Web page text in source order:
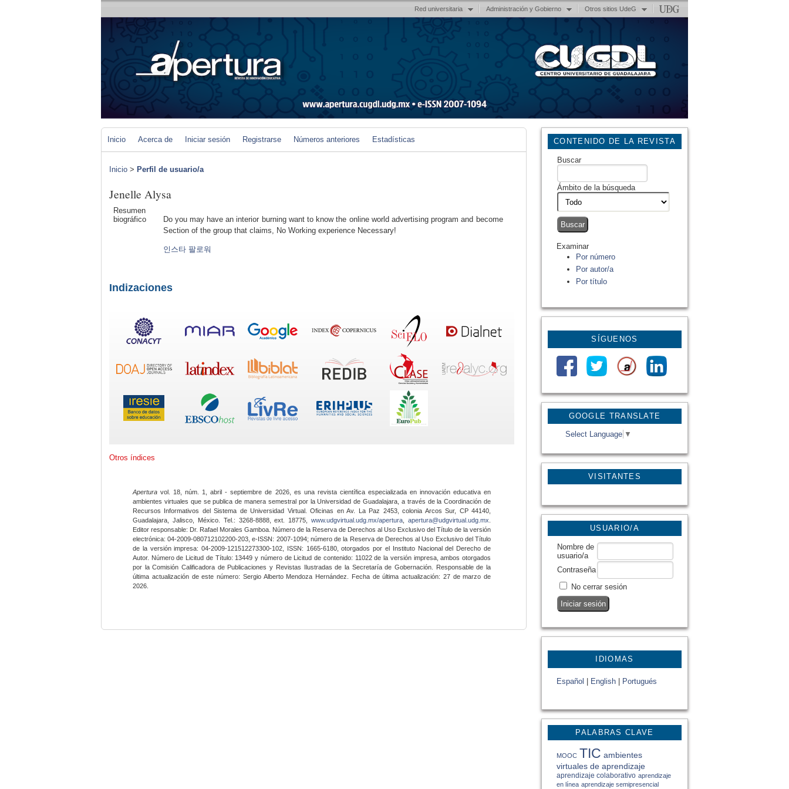
Red universitaria Administración y Gobierno Otros sitios UdeG
GOOGLE TRANSLATE
Select Language ▼
VISITANTES
CONTENIDO DE LA REVISTA
Buscar
Ámbito de la búsqueda
Examinar
Por número
Por autor/a
Por título
SÍGUENOS
USUARIO/A
Nombre de
usuario/a
Contraseña
No cerrar sesión
IDIOMAS
Español English Portugués
PALABRAS CLAVE
MOOC TIC ambientes
virtuales de aprendizaje
aprendizaje colaborativo aprendizaje
en línea aprendizaje semipresencial
Inicio Acerca de Iniciar sesión Registrarse Números anteriores Estadísticas
Inicio > Perfil de usuario/a
Jenelle Alysa
Resumen
biográfico
Do you may have an interior burning want to know the online world advertising program and become
Section of the group that claims, No Working experience Necessary!
인스타 팔로워
Indizaciones
Otros índices
Apertura vol. 18, núm. 1, abril - septiembre de 2026, es una revista científica especializada en innovación educativa en
ambientes virtuales que se publica de manera semestral por la Universidad de Guadalajara, a través de la Coordinación de
Recursos Informativos del Sistema de Universidad Virtual. Oficinas en Av. La Paz 2453, colonia Arcos Sur, CP 44140,
Guadalajara, Jalisco, México. Tel.: 3268-8888, ext. 18775,www.udgvirtual.udg.mx/apertura apertura@udgvirtual.udg.mx
Editor responsable: Dr. Rafael Morales Gamboa. Número de la Reserva de Derechos al Uso Exclusivo del Título de la versión
electrónica: 04-2009-080712102200-203, e-ISSN: 2007-1094; número de la Reserva de Derechos al Uso Exclusivo del Título
de la versión impresa: 04-2009-121512273300-102, ISSN: 1665-6180, otorgados por el Instituto Nacional del Derecho de
Autor. Número de Licitud de Título: 13449 y número de Licitud de contenido: 11022 de la versión impresa, ambos otorgados
por la Comisión Calificadora de Publicaciones y Revistas Ilustradas de la Secretaría de Gobernación. Responsable de la
última actualización de este número: Sergio Alberto Mendoza Hernández. Fecha de última actualización: 27 de marzo de
2026.